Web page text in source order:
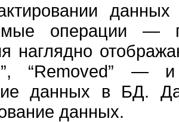
данных
операции —
наглядно
“Removed” —
данных в БД.
данных.